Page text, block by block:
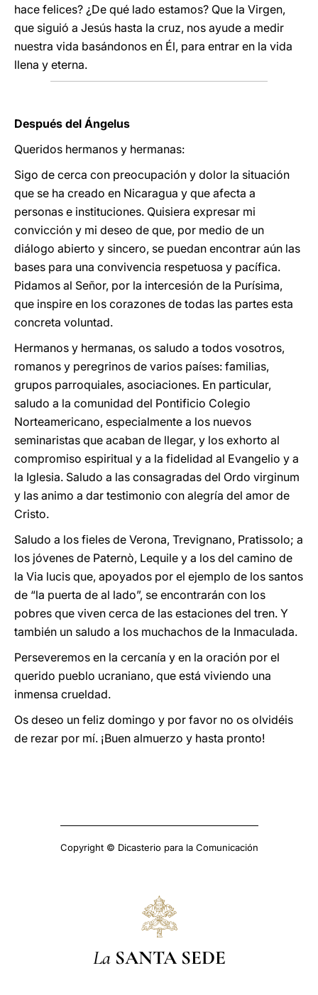
hace felices? ¿De qué lado estamos? Que la Virgen,
que siguió a Jesús hasta la cruz, nos ayude a medir
nuestra vida basándonos en Él, para entrar en la vida
llena y eterna.
Después del Ángelus
Queridos hermanos y hermanas:
Sigo de cerca con preocupación y dolor la situación
que se ha creado en Nicaragua y que afecta a
personas e instituciones. Quisiera expresar mi
convicción y mi deseo de que, por medio de un
diálogo abierto y sincero, se puedan encontrar aún las
bases para una convivencia respetuosa y pacífica.
Pidamos al Señor, por la intercesión de la Purísima,
que inspire en los corazones de todas las partes esta
concreta voluntad.
Hermanos y hermanas, os saludo a todos vosotros,
romanos y peregrinos de varios países: familias,
grupos parroquiales, asociaciones. En particular,
saludo a la comunidad del Pontificio Colegio
Norteamericano, especialmente a los nuevos
seminaristas que acaban de llegar, y los exhorto al
compromiso espiritual y a la fidelidad al Evangelio y a
la Iglesia. Saludo a las consagradas del Ordo virginum
y las animo a dar testimonio con alegría del amor de
Cristo.
Saludo a los fieles de Verona, Trevignano, Pratissolo; a
los jóvenes de Paternò, Lequile y a los del camino de
la Via lucis que, apoyados por el ejemplo de los santos
de “la puerta de al lado”, se encontrarán con los
pobres que viven cerca de las estaciones del tren. Y
también un saludo a los muchachos de la Inmaculada.
Perseveremos en la cercanía y en la oración por el
querido pueblo ucraniano, que está viviendo una
inmensa crueldad.
Os deseo un feliz domingo y por favor no os olvidéis
de rezar por mí. ¡Buen almuerzo y hasta pronto!
Copyright © Dicasterio para la Comunicación
La SANTA SEDE